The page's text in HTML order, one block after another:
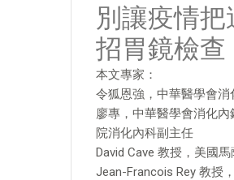
別讓疫情
招胃鏡檢查
本文專家：
令狐恩強，中華醫學會
廖專，中華醫學會消化
院消化內科副主任
David Cave 教授，美國
Jean-Francois Rey 教授